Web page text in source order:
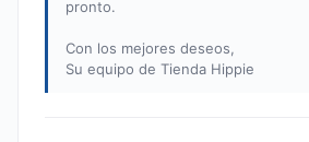
pronto.
Con los mejores deseos,
Su equipo de Tienda Hippie